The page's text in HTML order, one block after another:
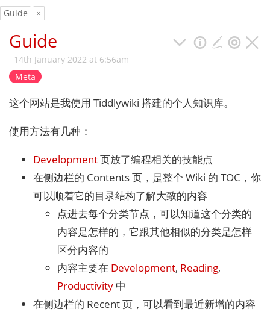
Guide ×
Guide
14th January 2022 at 6:56am
Meta
这个网站是我使用 Tiddlywiki 搭建的个人知识库。
使用方法有几种：
Development页放了编程相关的技能点
在侧边栏的 Contents 页，是整个 Wiki 的 TOC，你
可以顺着它的目录结构了解大致的内容
点进去每个分类节点，可以知道这个分类的
内容是怎样的，它跟其他相似的分类是怎样
区分内容的
内容主要在 Development, Reading,
Productivity 中
在侧边栏的 Recent 页，可以看到最近新增的内容